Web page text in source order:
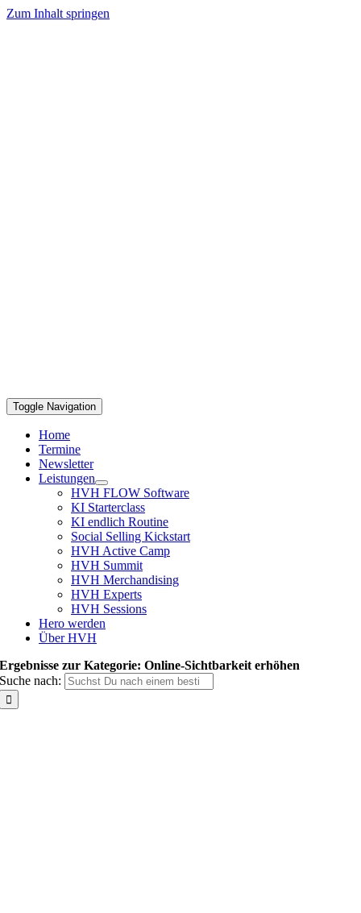
Zum Inhalt springen
Toggle Navigation
Home
Termine
Newsletter
Leistungen
HVH FLOW Software
KI Starterclass
KI endlich Routine
Social Selling Kickstart
HVH Active Camp
HVH Summit
HVH Merchandising
HVH Experts
HVH Sessions
Hero werden
Über HVH
Ergebnisse zur Kategorie: Online-Sichtbarkeit erhöhen
Suche nach: